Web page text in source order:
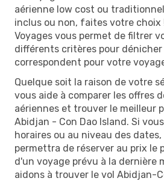
aérienne low cost ou
inclus ou non, faites votre choix
Voyages vous permet de filtrer
différents critères pour
correspondent pour votre
Quelque soit la raison de votre
vous aide à comparer les offres
aériennes et trouver le meilleur
Abidjan - Con Dao Island. Si
horaires ou au niveau des
permettra de réserver au prix le
d'un voyage prévu à la dernière
aidons à trouver le vol Abidjan-